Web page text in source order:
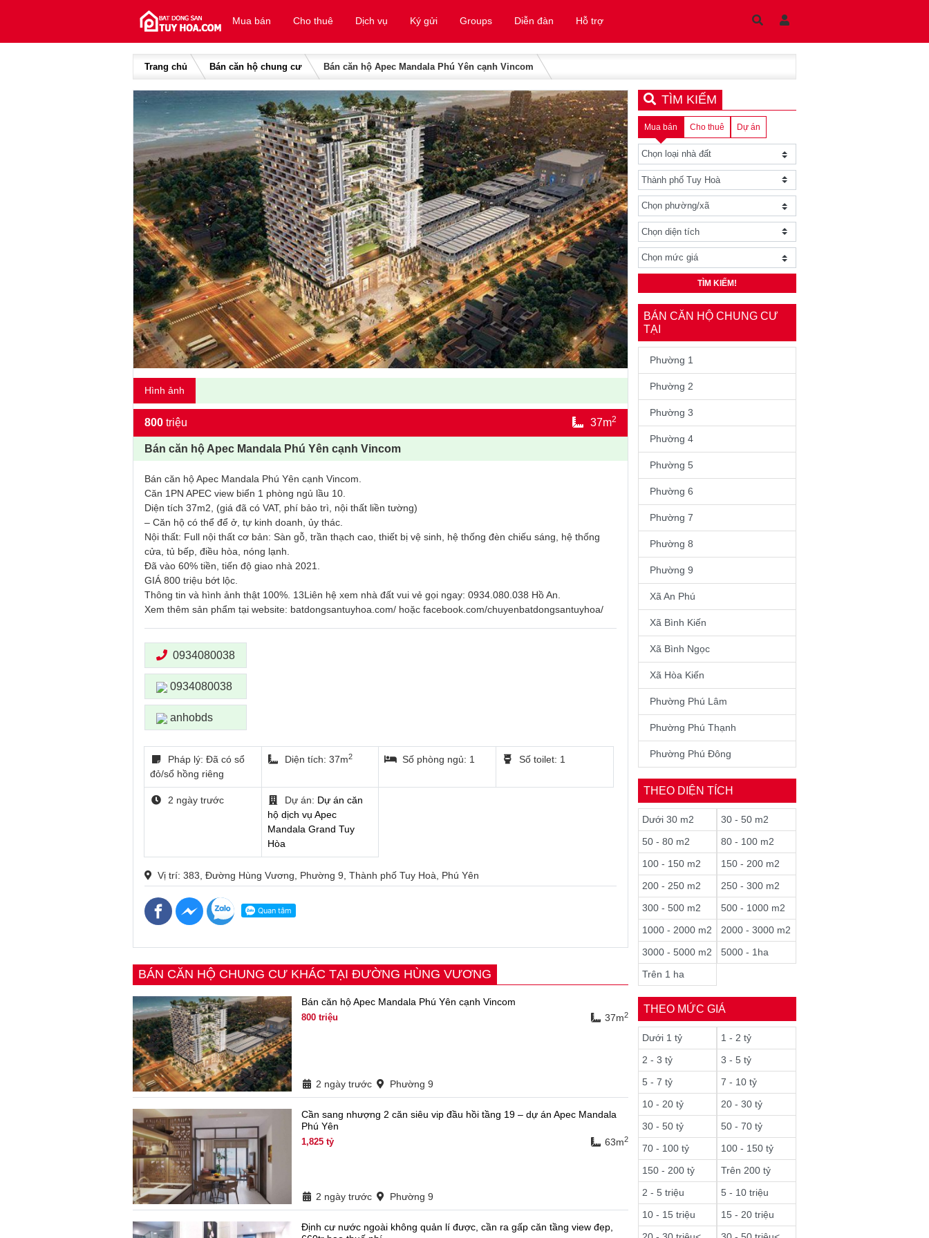
Mua bán
Cho thuê Dịch vụ Ký gửi Groups Diễn đàn Hỗ trợ
Trang chủ Bán căn hộ chung cư Bán căn hộ Apec Mandala Phú Yên cạnh Vincom
Hình ảnh
800 triệu 37m2
Bán căn hộ Apec Mandala Phú Yên cạnh Vincom
Bán căn hộ Apec Mandala Phú Yên cạnh Vincom.
Căn 1PN APEC view biển 1 phòng ngủ lầu 10.
Diện tích 37m2, (giá đã có VAT, phí bảo trì, nội thất liền tường)
– Căn hộ có thể để ở, tự kinh doanh, ủy thác.
Nội thất: Full nội thất cơ bản: Sàn gỗ, trần thạch cao, thiết bị vệ sinh, hệ thống đèn chiếu sáng, hệ thống
cửa, tủ bếp, điều hòa, nóng lạnh.
Đã vào 60% tiền, tiến độ giao nhà 2021.
GIÁ 800 triệu bớt lộc.
Thông tin và hình ảnh thật 100%. 13Liên hệ xem nhà đất vui vẻ gọi ngay: 0934.080.038 Hồ An.
Xem thêm sản phẩm tại website: batdongsantuyhoa.com/ hoặc facebook.com/chuyenbatdongsantuyhoa/
0934080038
0934080038
anhobds
Pháp lý: Đã có sổ
đỏ/sổ hồng riêng
Diện tích: 37m2 Số phòng ngủ: 1 Số toilet: 1
2 ngày trước Dự án: Dự án căn
hộ dịch vụ Apec
Mandala Grand Tuy
Hòa
Vị trí: 383, Đường Hùng Vương, Phường 9, Thành phố Tuy Hoà, Phú Yên
BÁN CĂN HỘ CHUNG CƯ KHÁC TẠI ĐƯỜNG HÙNG VƯƠNG
Bán căn hộ Apec Mandala Phú Yên cạnh Vincom
800triệu 37m2
2 ngày trước Phường 9
Cần sang nhượng 2 căn siêu vip đầu hồi tầng 19 – dự án Apec Mandala
Phú Yên
1,825tỷ 63m2
2 ngày trước Phường 9
Định cư nước ngoài không quản lí được, cần ra gấp căn tầng view đẹp,
TÌM KIẾM
Mua bán Cho thuê Dự án
TÌM KIẾM!
BÁN CĂN HỘ CHUNG CƯ
TẠI
Phường 1
Phường 2
Phường 3
Phường 4
Phường 5
Phường 6
Phường 7
Phường 8
Phường 9
Xã An Phú
Xã Bình Kiến
Xã Bình Ngọc
Xã Hòa Kiến
Phường Phú Lâm
Phường Phú Thạnh
Phường Phú Đông
THEO DIỆN TÍCH
Dưới 30 m2
30 - 50 m2
50 - 80 m2
80 - 100 m2
100 - 150 m2
150 - 200 m2
200 - 250 m2
250 - 300 m2
300 - 500 m2
500 - 1000 m2
1000 - 2000 m2
2000 - 3000 m2
3000 - 5000 m2
5000 - 1ha
Trên 1 ha
THEO MỨC GIÁ
Dưới 1 tỷ
1 - 2 tỷ
2 - 3 tỷ
3 - 5 tỷ
5 - 7 tỷ
7 - 10 tỷ
10 - 20 tỷ
20 - 30 tỷ
30 - 50 tỷ
50 - 70 tỷ
70 - 100 tỷ
100 - 150 tỷ
150 - 200 tỷ
Trên 200 tỷ
2 - 5 triệu
5 - 10 triệu
10 - 15 triệu
15 - 20 triệu